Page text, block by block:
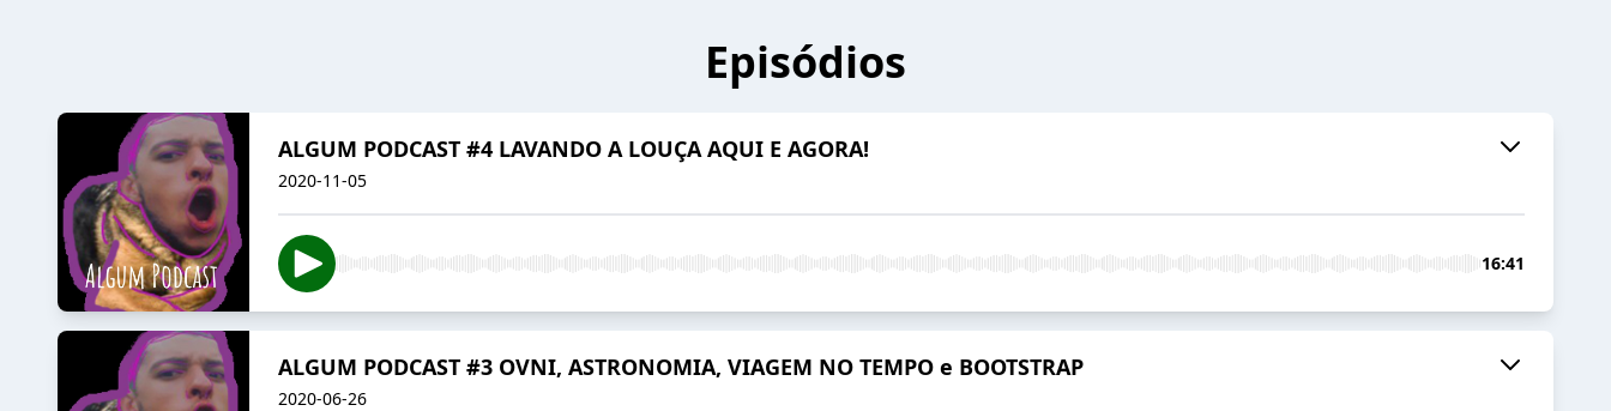
Episódios
ALGUM PODCAST #4 LAVANDO A LOUÇA AQUI E AGORA!
2020-11-05
16:41
ALGUM PODCAST #3 OVNI, ASTRONOMIA, VIAGEM NO TEMPO e BOOTSTRAP
2020-06-26